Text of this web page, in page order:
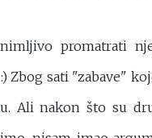
promatrati
Zbog sati "zabave"
Ali nakon što su